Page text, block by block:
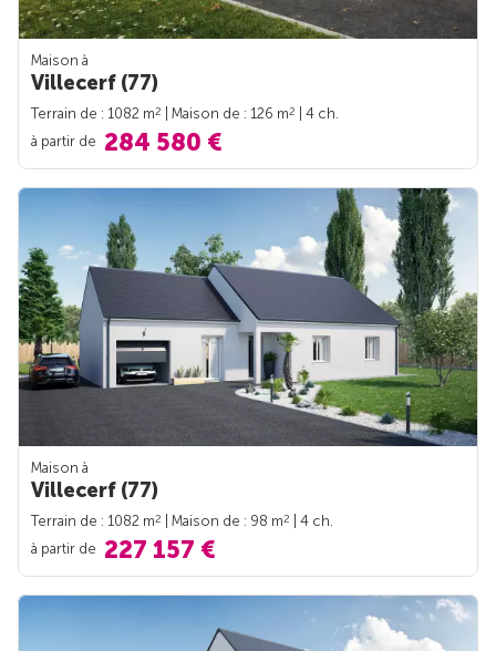
Maison à
Villecerf (77)
Terrain de : 1082 m2 | Maison de : 126 m2
| 4 ch.
à partir de 284 580 €
Maison à
Villecerf (77)
Terrain de : 1082 m2 | Maison de : 98 m2
| 4 ch.
à partir de 227 157 €